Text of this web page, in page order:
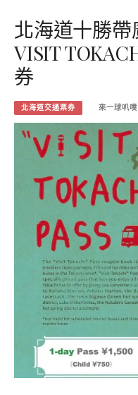
北海道十勝帶
VISIT
券
北海道交通票券 來一球叭噗